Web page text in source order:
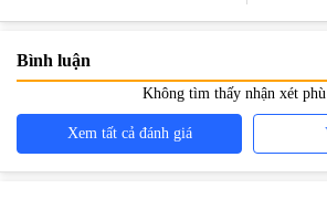
Bình luận
Không tìm thấy nhận xét
Xem tất cả đánh giá